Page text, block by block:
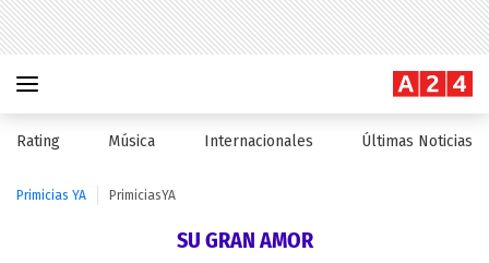
Rating Música Internacionales Últimas Noticias
Primicias YA PrimiciasYA
SU GRAN AMOR